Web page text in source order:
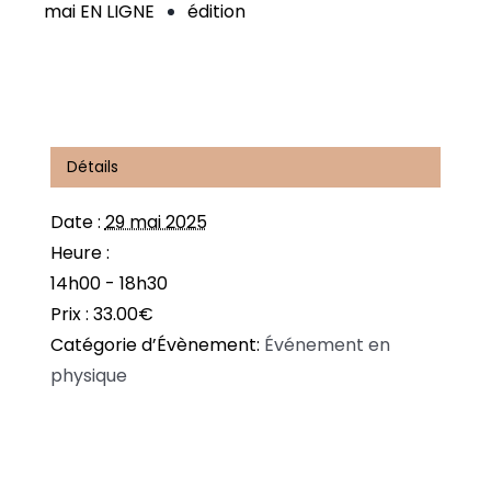
mai EN LIGNE
édition
Détails
Date : 29 mai 2025
Heure :
14h00 - 18h30
Prix : 33.00€
Catégorie d’Évènement: Événement en
physique